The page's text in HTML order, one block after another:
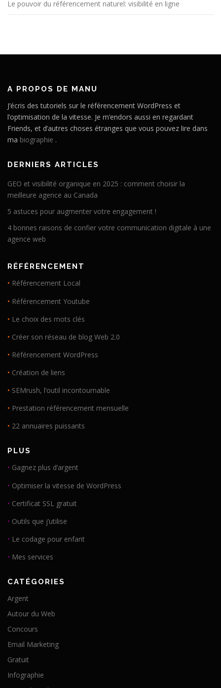
Le pouvoir du référencement naturel: visibilité en ligne
A PROPOS DE MANU
J’écris des tutoriels sur le référencement WordPress et
l’optimisation de la vitesse. Je m’endors aussi en regardant
Friends, et d’autres choses étranges que vous pouvez lire dans
ma biographie .
DERNIERS ARTICLES
GEO et visibilité organique en 2025 : comment choisir la
meilleure agence au Canada
5 astuces pour augmenter votre engagement !
4 bonnes raisons de confier votre communication digitale à une
agence web
RÉFÉRENCEMENT
• Référencement Local
• Référencement Youtube
• Le choix des mots clés
• Créer son réseau de blog Web 2.0
• Référencement WordPress
• Création de liens
• SEMrush, l’outil incontournable
• Prestation référencement mensuelle
• 22 annuaires puissants
PLUS
• Gagnez plus d’argent
• Optimiser la vitesse de WordPress
• Certificat SSL gratuit
• Outils que j’utilise
• Le codage pour enfant
• Mes services
CATÉGORIES
Argent
Autour du Web
Concours
Email Marketing
Gratuit
Infographie